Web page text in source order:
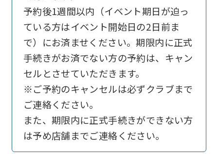
予約後1週間以内（イベント期日が迫っ
ている方はイベント開始日の2日前ま
で）にお済ませください。期限内に正式
手続きがお済でない方の予約は、キャン
セルとさせていただきます。
※ご予約のキャンセルは必ずクラブまで
ご連絡ください。
また、期限内に正式手続きができない方
は予め店舗までご連絡ください。
(start
automatic
translation)
to
return
to
the
top
page.
However,